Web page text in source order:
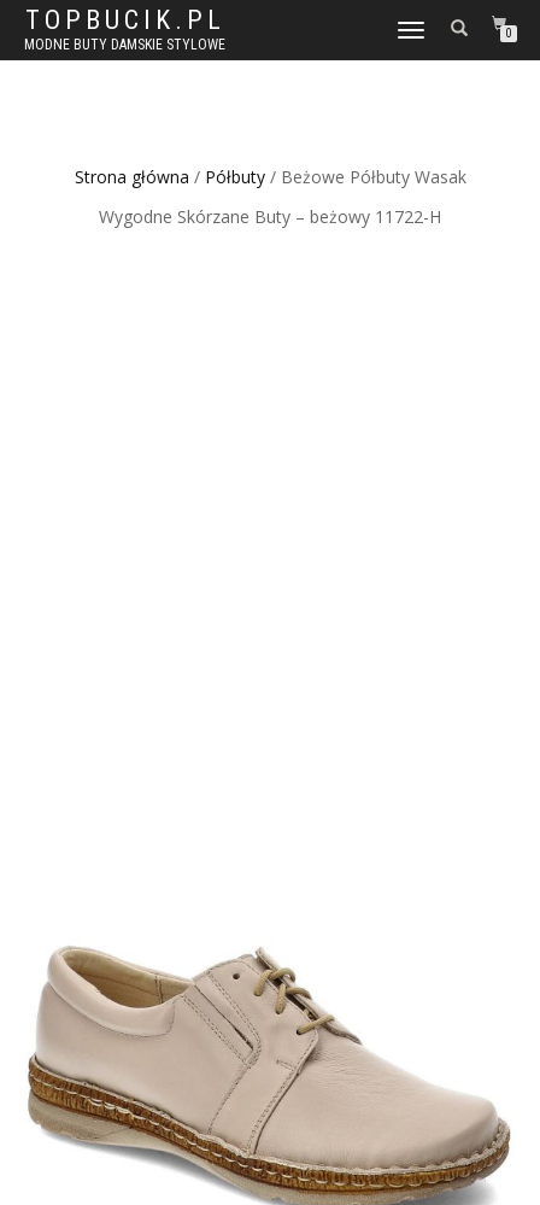
TOPBUCIK.PL
MODNE BUTY DAMSKIE STYLOWE
WŁĄCZ
NAWIGACJĘ
0
Strona główna / Półbuty/ Beżowe Półbuty Wasak
Wygodne Skórzane Buty – beżowy 11722-H